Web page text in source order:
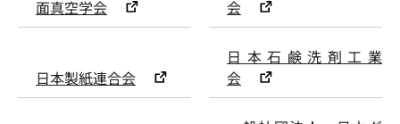
面真空学会
会
日本製紙連合会
日本石鹸洗剤工業
会